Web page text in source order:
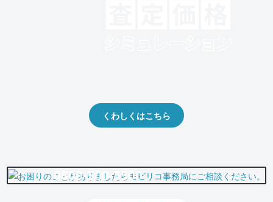
くわしくはこちら
0800-500-5500